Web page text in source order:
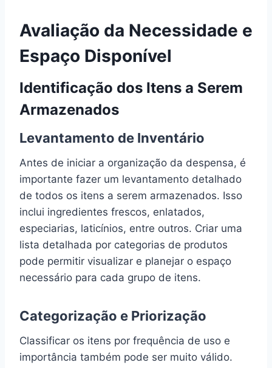
Avaliação da Necessidade e
Espaço Disponível
Identificação dos Itens a Serem
Armazenados
Levantamento de Inventário
Antes de iniciar a organização da despensa, é
importante fazer um levantamento detalhado
de todos os itens a serem armazenados. Isso
inclui ingredientes frescos, enlatados,
especiarias, laticínios, entre outros. Criar uma
lista detalhada por categorias de produtos
pode permitir visualizar e planejar o espaço
necessário para cada grupo de itens.
Categorização e Priorização
Classificar os itens por frequência de uso e
importância também pode ser muito válido.